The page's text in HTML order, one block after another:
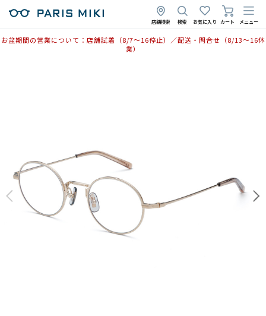
店舗検索 検索 お気に入り カート メニュー
お盆期間の営業について：店舗試着（8/7〜16停止）／配送・問合せ（8/13〜16休
業）